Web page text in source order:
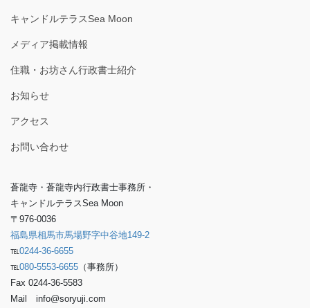
キャンドルテラスSea Moon
メディア掲載情報
住職・お坊さん行政書士紹介
お知らせ
アクセス
お問い合わせ
蒼龍寺・蒼龍寺内行政書士事務所・
キャンドルテラスSea Moon
〒976-0036
福島県相馬市馬場野字中谷地149-2
℡0244-36-6655
℡080-5553-6655 （事務所）
Fax 0244-36-5583
Mail info@soryuji.com